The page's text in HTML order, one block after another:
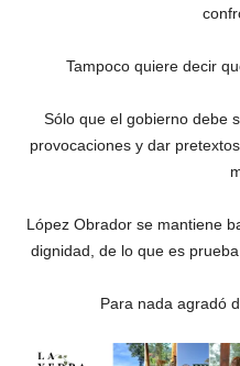
Tampoco quiere decir
Sólo que el gobierno debe
provocaciones y dar
López Obrador se mantiene
dignidad, de lo que es
Para nada agradó